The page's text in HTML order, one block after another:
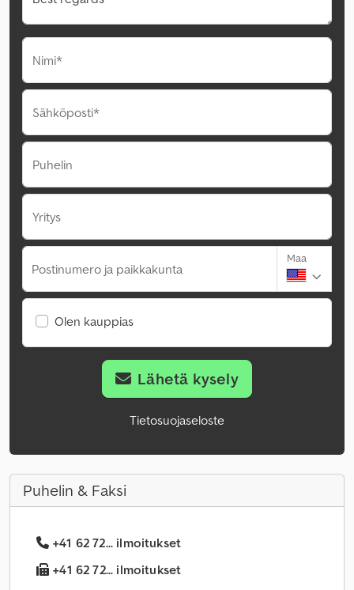
Nimi*
Sähköposti*
Puhelin
Yritys
Postinumero ja paikkakunta
Maa
Olen kauppias
Lähetä kysely
Tietosuojaseloste
Puhelin & Faksi
+41 62 72... ilmoitukset
+41 62 72... ilmoitukset